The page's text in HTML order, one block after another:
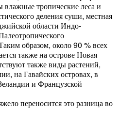
влажные тропические леса и
деления суши, местная
области Индо-
образом, около 90 % всех
также на острове Новая
также виды растений,
на Гавайских островах, в
и Французской
переносится это разница во